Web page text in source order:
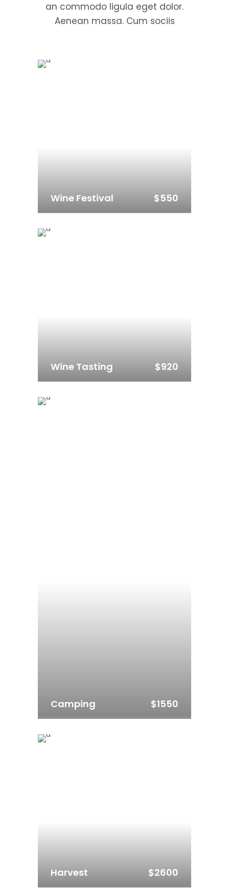
an commodo ligula eget dolor.
Aenean massa. Cum sociis
Wine Festival $550
Wine Tasting $920
Camping $1550
Harvest $2600